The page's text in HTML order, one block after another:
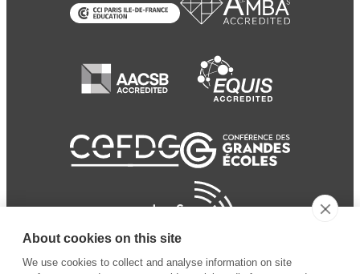
About cookies on this site
We use cookies to collect and analyse information on site